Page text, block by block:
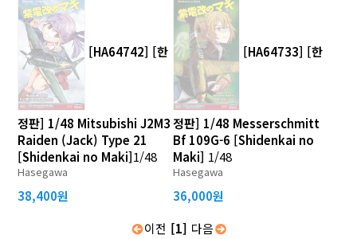
[HA64742] [한
정판] 1/48 Mitsubishi J2M3
Raiden (Jack) Type 21
[Shidenkai no Maki]1/48
Hasegawa
38,400원
[HA64733] [한
정판] 1/48 Messerschmitt
Bf 109G-6 [Shidenkai no
Maki] 1/48
Hasegawa
36,000원
이전 [1] 다음